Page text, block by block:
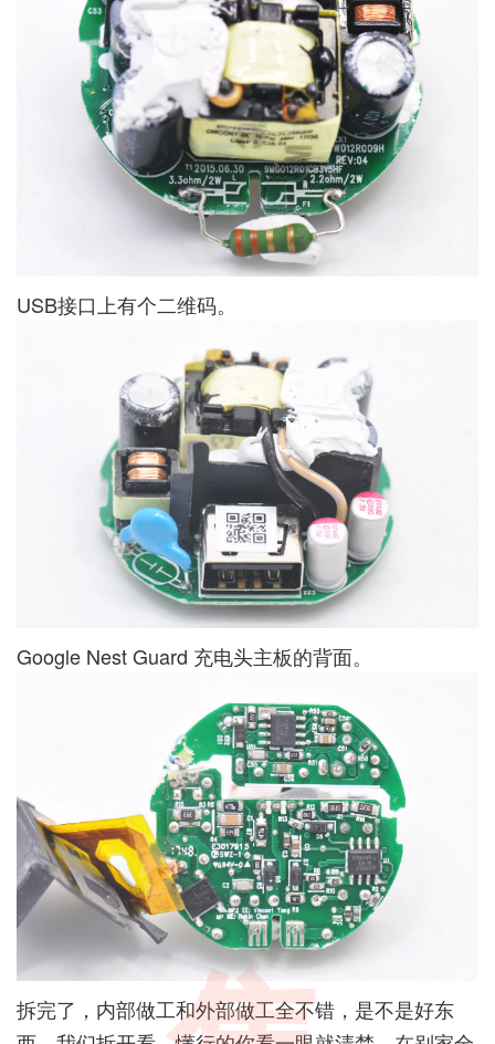
USB接口上有个二维码。
Google Nest Guard 充电头主板的背面。
拆完了，内部做工和外部做工全不错，是不是好东